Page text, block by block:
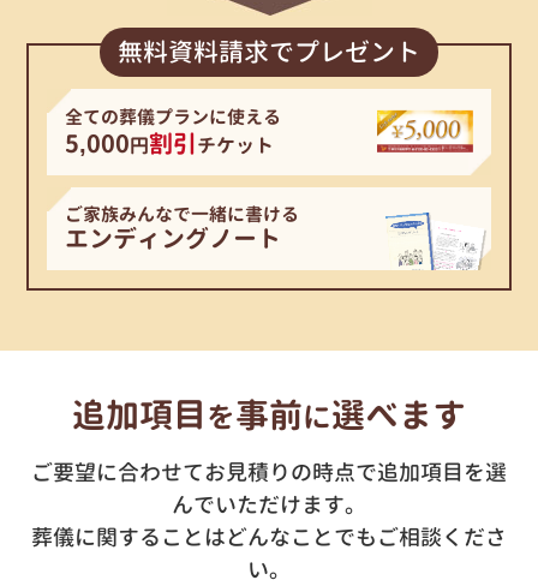
無料資料請求でプレゼント
全ての葬儀プランに使える
5,000円割引チケット
ご家族みんなで一緒に書ける
エンディングノート
追加項目を事前に選べます
ご要望に合わせてお見積りの時点で追加項目を選
んでいただけます。
葬儀に関することはどんなことでもご相談くださ
い。